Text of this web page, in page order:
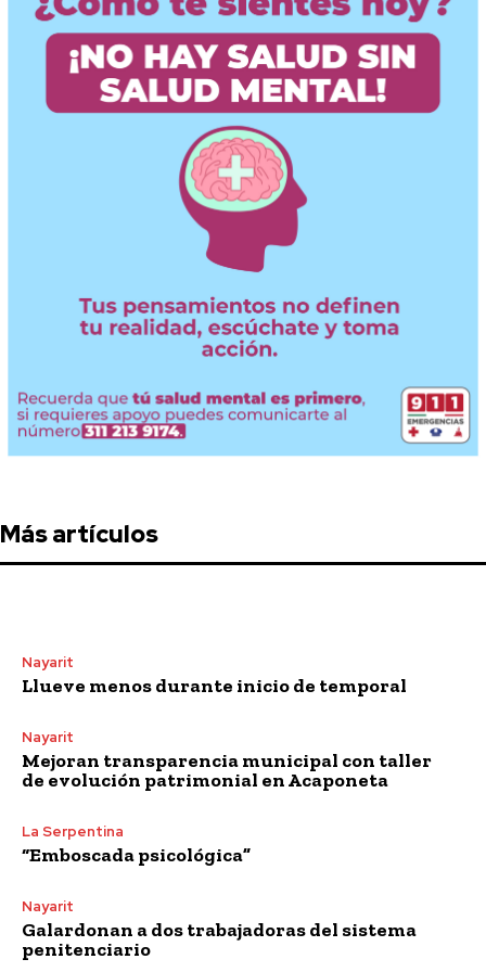
Más artículos
Nayarit
Llueve menos durante inicio de temporal
Nayarit
Mejoran transparencia municipal con taller
de evolución patrimonial en Acaponeta
La Serpentina
“Emboscada psicológica”
Nayarit
Galardonan a dos trabajadoras del sistema
penitenciario